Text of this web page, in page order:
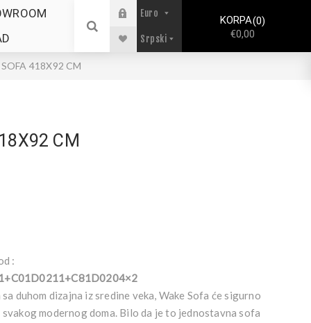
KORPA 0
€0,00
418X92 CM
CM
:
duhom dizajna iz sredine veka, Wake Sofa će sigurno
modernog doma. Bilo da je to jednostavna sofa